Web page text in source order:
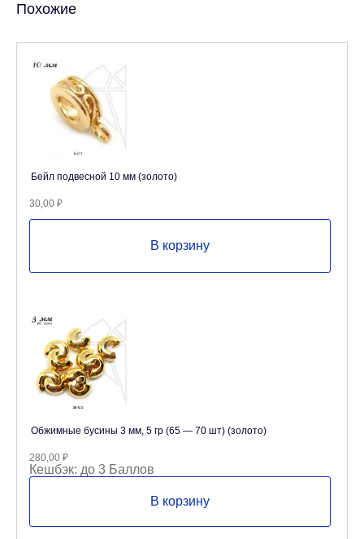
Похожие
Бейл подвесной 10 мм (золото)
30,00 ₽
В корзину
Обжимные бусины 3 мм, 5 гр (65 — 70 шт) (золото)
280,00 ₽
Кешбэк: до 3 Баллов
В корзину